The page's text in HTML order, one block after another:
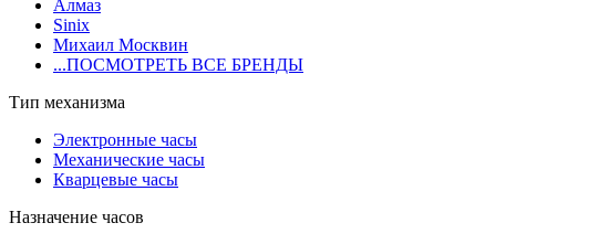
Алмаз
Sinix
Михаил Москвин
...ПОСМОТРЕТЬ ВСЕ БРЕНДЫ
Тип механизма
Электронные часы
Механические часы
Кварцевые часы
Назначение часов